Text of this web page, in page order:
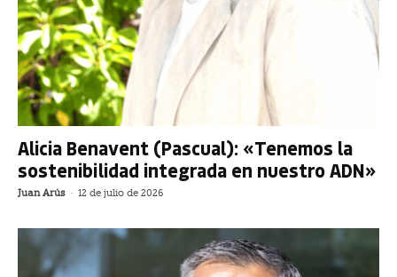
Alicia Benavent (Pascual): «Tenemos la
sostenibilidad integrada en nuestro ADN»
Juan Arús - 12 de julio de 2026